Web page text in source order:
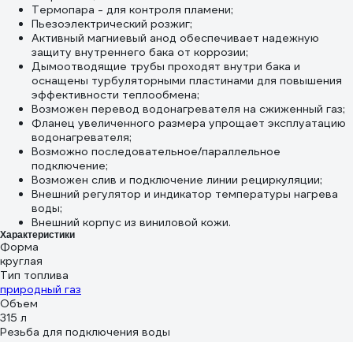
Термопара - для контроля пламени;
Пьезоэлектрический розжиг;
Активный магниевый анод обеспечивает надежную
защиту внутреннего бака от коррозии;
Дымоотводящие трубы проходят внутри бака и
оснащены турбуляторными пластинами для повышения
эффективности теплообмена;
Возможен перевод водонагревателя на сжиженный газ;
Фланец увеличенного размера упрощает эксплуатацию
водонагревателя;
Возможно последовательное/параллельное
подключение;
Возможен слив и подключение линии рециркуляции;
Внешний регулятор и индикатор температуры нагрева
воды;
Внешний корпус из виниловой кожи.
Характеристики
Форма
круглая
Тип топлива
природный газ
Объем
315 л
Резьба для подключения воды